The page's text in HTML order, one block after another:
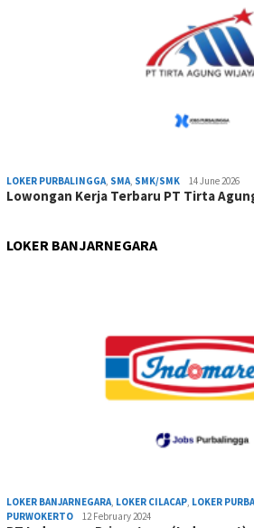
LOKER PURBALINGGA, SMA, SMK/SMK 14 June 2026
Lowongan Kerja Terbaru PT Tirta
LOKER BANJARNEGARA
LOKER BANJARNEGARA, LOKER CILACAP, LOKER
PURWOKERTO
12 February 2024